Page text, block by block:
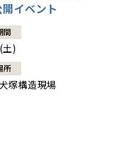
イベント
間
土)
所
塚構造現場